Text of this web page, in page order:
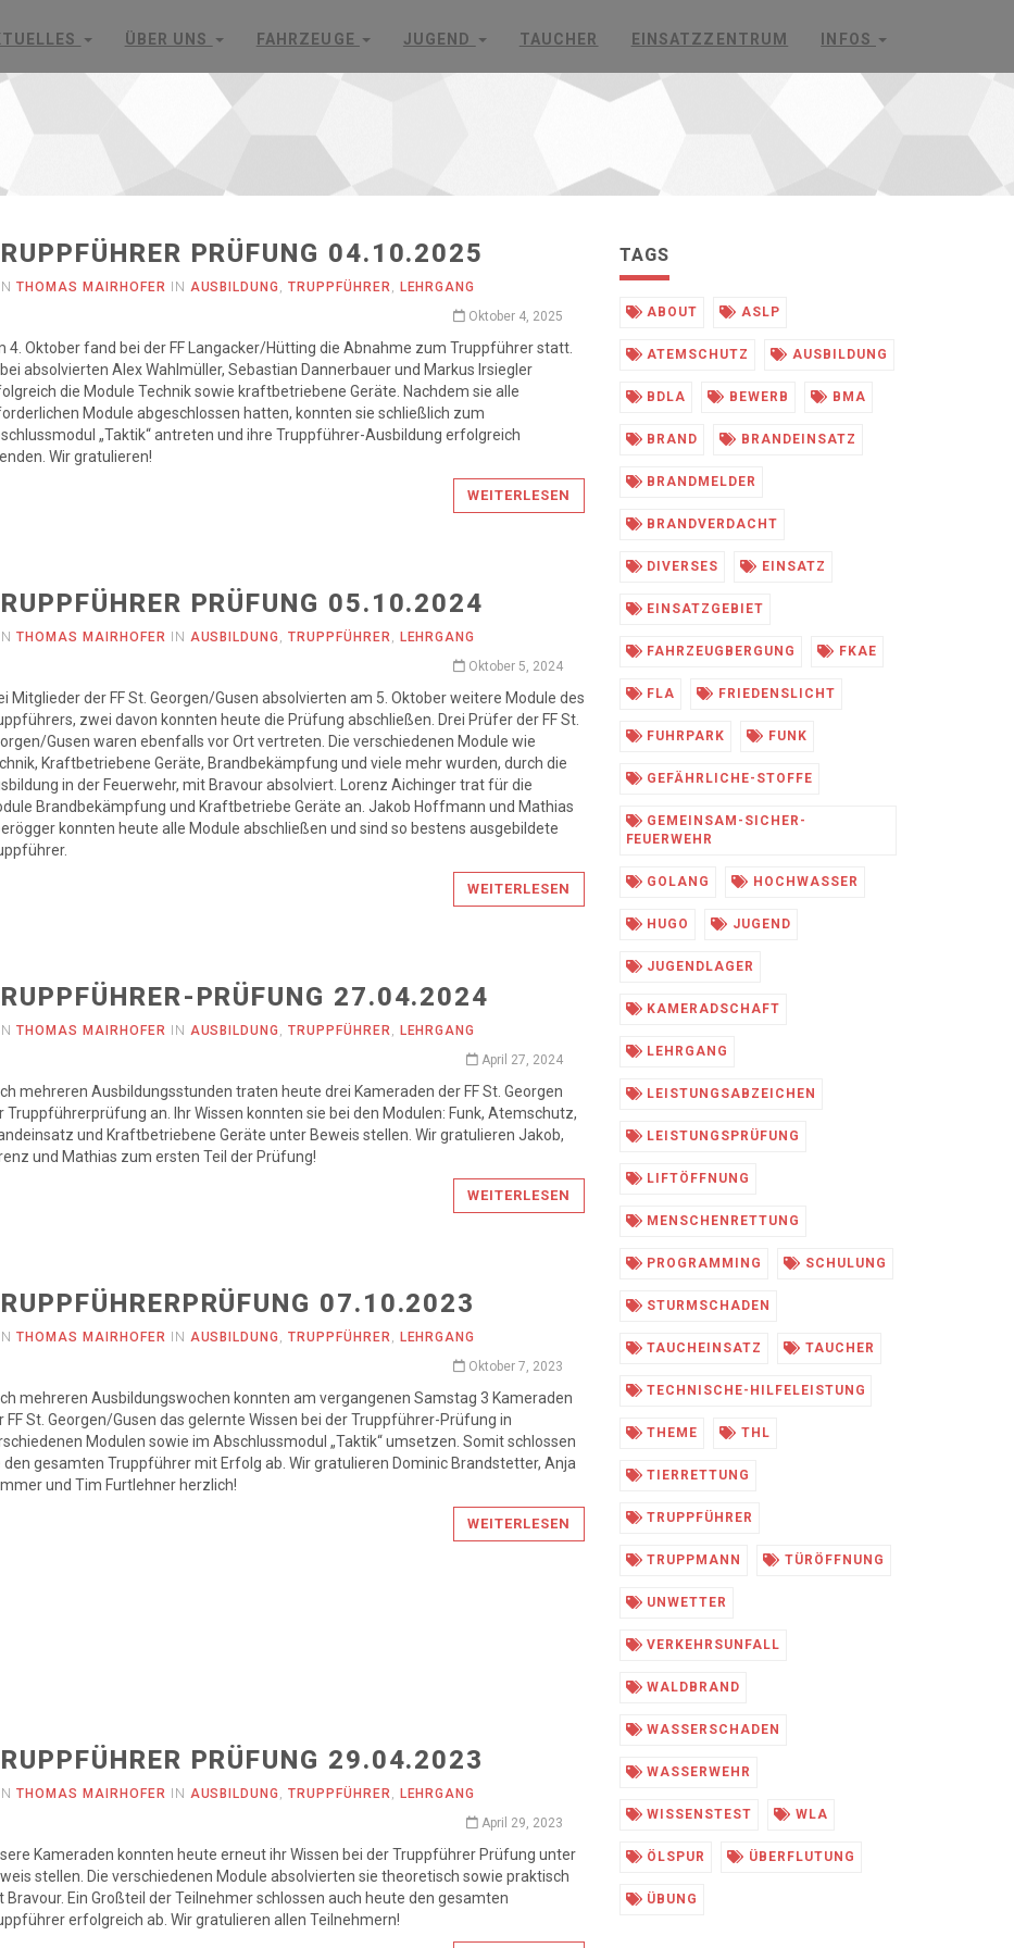
ÜBER UNS FAHRZEUGE JUGEND TAUCHER EINSATZZENTRUM INFOS
PRÜFUNG 04.10.2025
THOMAS MAIRHOFER IN AUSBILDUNG ,TRUPPFÜHRER, LEHRGANG
Oktober 4, 2025
4. Oktober fand bei der FF Langacker/Hütting die Abnahme zum Truppführer statt.
absolvierten Alex Wahlmüller, Sebastian Dannerbauer und Markus Irsiegler
die Module Technik sowie kraftbetriebene Geräte. Nachdem sie alle
Module abgeschlossen hatten, konnten sie schließlich zum
„Taktik“ antreten und ihre Truppführer-Ausbildung erfolgreich
Wir gratulieren!
WEITERLESEN
PRÜFUNG 05.10.2024
THOMAS MAIRHOFER IN AUSBILDUNG ,TRUPPFÜHRER, LEHRGANG
Oktober 5, 2024
Mitglieder der FF St. Georgen/Gusen absolvierten am 5. Oktober weitere Module des
zwei davon konnten heute die Prüfung abschließen. Drei Prüfer der FF St.
Gusen waren ebenfalls vor Ort vertreten. Die verschiedenen Module wie
Kraftbetriebene Geräte, Brandbekämpfung und viele mehr wurden, durch die
in der Feuerwehr, mit Bravour absolviert. Lorenz Aichinger trat für die
Brandbekämpfung und Kraftbetriebe Geräte an. Jakob Hoffmann und Mathias
konnten heute alle Module abschließen und sind so bestens ausgebildete
WEITERLESEN
PRÜFUNG 27.04.2024
THOMAS MAIRHOFER IN AUSBILDUNG ,TRUPPFÜHRER, LEHRGANG
April 27, 2024
mehreren Ausbildungsstunden traten heute drei Kameraden der FF St. Georgen
Truppführerprüfung an. Ihr Wissen konnten sie bei den Modulen: Funk, Atemschutz,
und Kraftbetriebene Geräte unter Beweis stellen. Wir gratulieren Jakob,
und Mathias zum ersten Teil der Prüfung!
WEITERLESEN
07.10.2023
THOMAS MAIRHOFER IN AUSBILDUNG ,TRUPPFÜHRER, LEHRGANG
Oktober 7, 2023
mehreren Ausbildungswochen konnten am vergangenen Samstag 3 Kameraden
FF St. Georgen/Gusen das gelernte Wissen bei der Truppführer-Prüfung in
Modulen sowie im Abschlussmodul „Taktik“ umsetzen. Somit schlossen
den gesamten Truppführer mit Erfolg ab. Wir gratulieren Dominic Brandstetter, Anja
und Tim Furtlehner herzlich!
WEITERLESEN
PRÜFUNG 29.04.2023
THOMAS MAIRHOFER IN AUSBILDUNG ,TRUPPFÜHRER, LEHRGANG
April 29, 2023
Kameraden konnten heute erneut ihr Wissen bei der Truppführer Prüfung unter
stellen. Die verschiedenen Module absolvierten sie theoretisch sowie praktisch
Bravour. Ein Großteil der Teilnehmer schlossen auch heute den gesamten
erfolgreich ab. Wir gratulieren allen Teilnehmern!
TAGS
ABOUT ASLP
ATEMSCHUTZ AUSBILDUNG
BDLA BEWERB BMA
BRAND BRANDEINSATZ
BRANDMELDER
BRANDVERDACHT
DIVERSES EINSATZ
EINSATZGEBIET
FAHRZEUGBERGUNG FKAE
FLA FRIEDENSLICHT
FUHRPARK FUNK
GEFÄHRLICHE-STOFFE
GEMEINSAM-SICHER-
FEUERWEHR
GOLANG HOCHWASSER
HUGO JUGEND
JUGENDLAGER
KAMERADSCHAFT
LEHRGANG
LEISTUNGSABZEICHEN
LEISTUNGSPRÜFUNG
LIFTÖFFNUNG
MENSCHENRETTUNG
PROGRAMMING SCHULUNG
STURMSCHADEN
TAUCHEINSATZ TAUCHER
TECHNISCHE-HILFELEISTUNG
THEME THL
TIERRETTUNG
TRUPPFÜHRER
TRUPPMANN TÜRÖFFNUNG
UNWETTER
VERKEHRSUNFALL
WALDBRAND
WASSERSCHADEN
WASSERWEHR
WISSENSTEST WLA
ÖLSPUR ÜBERFLUTUNG
ÜBUNG